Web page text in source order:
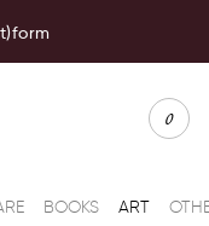
0
BOOKS ART